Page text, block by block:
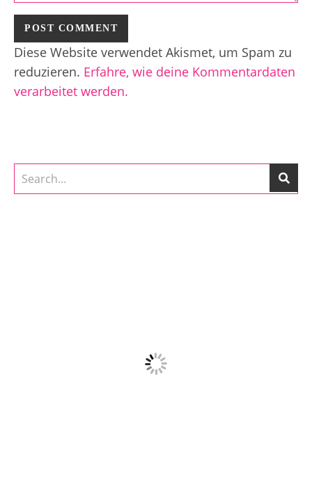
Diese Website verwendet Akismet, um Spam zu
reduzieren. Erfahre, wie deine Kommentardaten
verarbeitet werden.